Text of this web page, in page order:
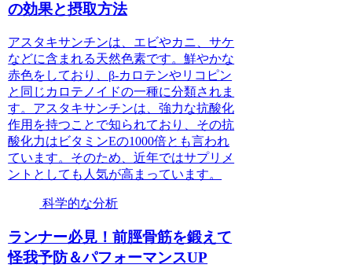
の効果と摂取方法
アスタキサンチンは、エビやカニ、サケ
などに含まれる天然色素です。鮮やかな
赤色をしており、β-カロテンやリコピン
と同じカロテノイドの一種に分類されま
す。アスタキサンチンは、強力な抗酸化
作用を持つことで知られており、その抗
酸化力はビタミンEの1000倍とも言われ
ています。そのため、近年ではサプリメ
ントとしても人気が高まっています。
科学的な分析
ランナー必見！前脛骨筋を鍛えて
怪我予防＆パフォーマンスUP